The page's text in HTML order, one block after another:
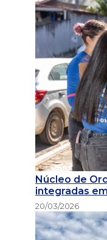
Núcleo de
integradas
20/03/2026